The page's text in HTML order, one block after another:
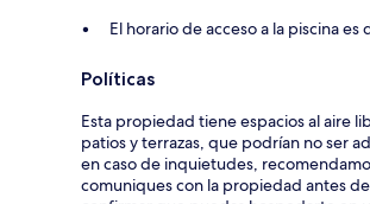
El horario de acceso a la piscina es
Políticas
Esta propiedad tiene espacios al aire
patios y terrazas, que podrían no ser
en caso de inquietudes,
comuniques con la propiedad antes